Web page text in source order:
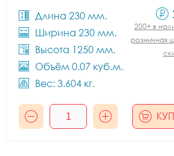
Длина 230 мм.
Ширина 230 мм.
Высота 1250 мм.
Объём 0.07 куб.м.
Вес: 3.604 кг.
200+ в
розничная